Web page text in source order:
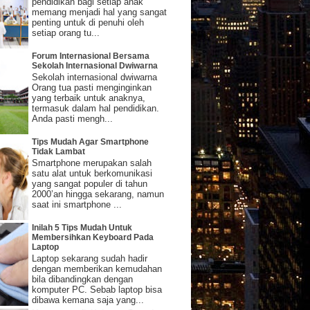
BUAH...
hingga sekarang, namun
yang beranggapan bahwa
untuk di
dalam hal
dan coklat menciptakan
menstruasi sangat
berbagai macam
budget banyak,
belum tentunya anda
Indonesia sebagai salah
memang menjadi hal yang sangat
penting untuk di penuhi oleh
setiap orang tu...
Forum Internasional Bersama
Sekolah Internasional Dwiwarna
Sekolah internasional dwiwarna
Orang tua pasti menginginkan
yang terbaik untuk anaknya,
termasuk dalam hal pendidikan.
Anda pasti mengh...
Tips Mudah Agar Smartphone
Tidak Lambat
Smartphone merupakan salah
satu alat untuk berkomunikasi
yang sangat populer di tahun
2000’an hingga sekarang, namun
saat ini smartphone ...
Inilah 5 Tips Mudah Untuk
Membersihkan Keyboard Pada
Laptop
Laptop sekarang sudah hadir
dengan memberikan kemudahan
bila dibandingkan dengan
komputer PC. Sebab laptop bisa
dibawa kemana saja yang...